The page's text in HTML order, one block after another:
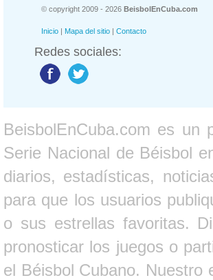
© copyright 2009 - 2026 BeisbolEnCuba.com
Inicio | Mapa del sitio | Contacto
Redes sociales:
BeisbolEnCuba.com es un
Serie Nacional de Béisbol
diarios, estadísticas,
para que los usuarios
o sus estrellas favoritas.
pronosticar los juegos o
el Béisbol Cubano. Nuestro